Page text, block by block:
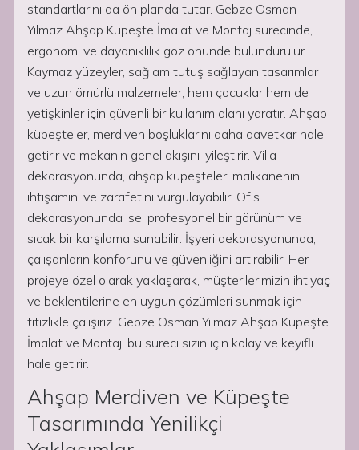
standartlarını da ön planda tutar. Gebze Osman
Yılmaz Ahşap Küpeşte İmalat ve Montaj sürecinde,
ergonomi ve dayanıklılık göz önünde bulundurulur.
Kaymaz yüzeyler, sağlam tutuş sağlayan tasarımlar
ve uzun ömürlü malzemeler, hem çocuklar hem de
yetişkinler için güvenli bir kullanım alanı yaratır. Ahşap
küpeşteler, merdiven boşluklarını daha davetkar hale
getirir ve mekanın genel akışını iyileştirir. Villa
dekorasyonunda, ahşap küpeşteler, malikanenin
ihtişamını ve zarafetini vurgulayabilir. Ofis
dekorasyonunda ise, profesyonel bir görünüm ve
sıcak bir karşılama sunabilir. İşyeri dekorasyonunda,
çalışanların konforunu ve güvenliğini artırabilir. Her
projeye özel olarak yaklaşarak, müşterilerimizin ihtiyaç
ve beklentilerine en uygun çözümleri sunmak için
titizlikle çalışırız. Gebze Osman Yılmaz Ahşap Küpeşte
İmalat ve Montaj, bu süreci sizin için kolay ve keyifli
hale getirir.
Ahşap Merdiven ve Küpeşte
Tasarımında Yenilikçi